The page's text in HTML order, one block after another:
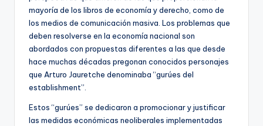
mayoría de los libros de economía y derecho, como de
los medios de comunicación masiva. Los problemas que
deben resolverse en la economía nacional son
abordados con propuestas diferentes a las que desde
hace muchas décadas pregonan conocidos personajes
que Arturo Jauretche denominaba “gurúes del
establishment”.
Estos “gurúes” se dedicaron a promocionar y justificar
las medidas económicas neoliberales implementadas